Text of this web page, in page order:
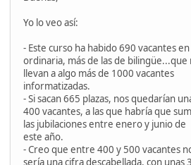
Yo lo veo así:
- Este curso ha habido 690 vacantes en
ordinaria, más de las de bilingüe...que
llevan a algo más de 1000 vacantes
informatizadas.
- Si sacan 665 plazas, nos quedarían
400 vacantes, a las que habría que
las jubilaciones entre enero y junio de
este año.
- Creo que entre 400 y 500 vacantes
sería una cifra descabellada, con unas